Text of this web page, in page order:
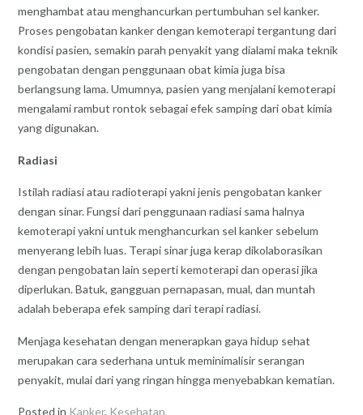
menghambat atau menghancurkan pertumbuhan sel kanker.
Proses pengobatan kanker dengan kemoterapi tergantung dari
kondisi pasien, semakin parah penyakit yang dialami maka teknik
pengobatan dengan penggunaan obat kimia juga bisa
berlangsung lama. Umumnya, pasien yang menjalani kemoterapi
mengalami rambut rontok sebagai efek samping dari obat kimia
yang digunakan.
Radiasi
Istilah radiasi atau radioterapi yakni jenis pengobatan kanker
dengan sinar. Fungsi dari penggunaan radiasi sama halnya
kemoterapi yakni untuk menghancurkan sel kanker sebelum
menyerang lebih luas. Terapi sinar juga kerap dikolaborasikan
dengan pengobatan lain seperti kemoterapi dan operasi jika
diperlukan. Batuk, gangguan pernapasan, mual, dan muntah
adalah beberapa efek samping dari terapi radiasi.
Menjaga kesehatan dengan menerapkan gaya hidup sehat
merupakan cara sederhana untuk meminimalisir serangan
penyakit, mulai dari yang ringan hingga menyebabkan kematian.
Posted in Kanker, Kesehatan